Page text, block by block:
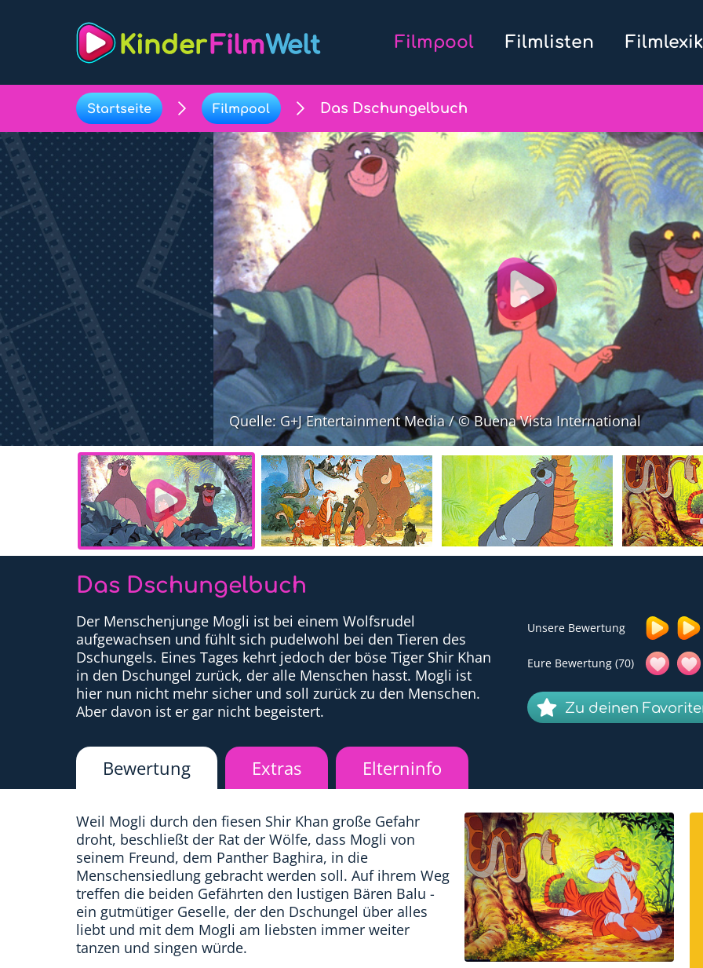
Filmpool Filmlisten
Startseite Filmpool Das Dschungelbuch
Play
Quelle: G+J Entertainment Media / © Buena Vista International
Das Dschungelbuch
Der Menschenjunge Mogli ist bei einem Wolfsrudel
aufgewachsen und fühlt sich pudelwohl bei den Tieren des
Dschungels. Eines Tages kehrt jedoch der böse Tiger Shir Khan
in den Dschungel zurück, der alle Menschen hasst. Mogli ist
hier nun nicht mehr sicher und soll zurück zu den Menschen.
Aber davon ist er gar nicht begeistert.
Unsere Bewertung
Eure Bewertung (70)
Zu deinen
Bewertung Extras Elterninfo
Weil Mogli durch den fiesen Shir Khan große Gefahr
droht, beschließt der Rat der Wölfe, dass Mogli von
seinem Freund, dem Panther Baghira, in die
Menschensiedlung gebracht werden soll. Auf ihrem Weg
treffen die beiden Gefährten den lustigen Bären Balu -
ein gutmütiger Geselle, der den Dschungel über alles
liebt und mit dem Mogli am liebsten immer weiter
tanzen und singen würde.